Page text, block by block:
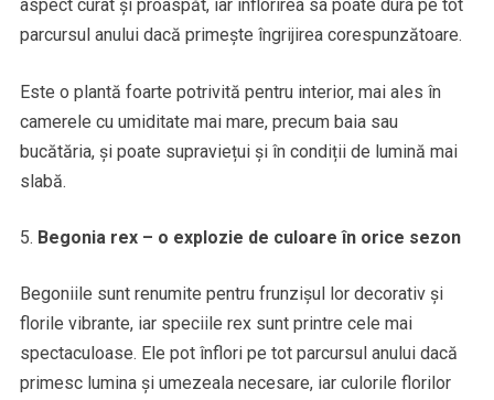
aspect curat și proaspăt, iar înflorirea sa poate dura pe tot
parcursul anului dacă primește îngrijirea corespunzătoare.
Este o plantă foarte potrivită pentru interior, mai ales în
camerele cu umiditate mai mare, precum baia sau
bucătăria, și poate supraviețui și în condiții de lumină mai
slabă.
Begonia rex – o explozie de culoare în orice sezon
Begoniile sunt renumite pentru frunzișul lor decorativ și
florile vibrante, iar speciile rex sunt printre cele mai
spectaculoase. Ele pot înflori pe tot parcursul anului dacă
primesc lumina și umezeala necesare, iar culorile florilor